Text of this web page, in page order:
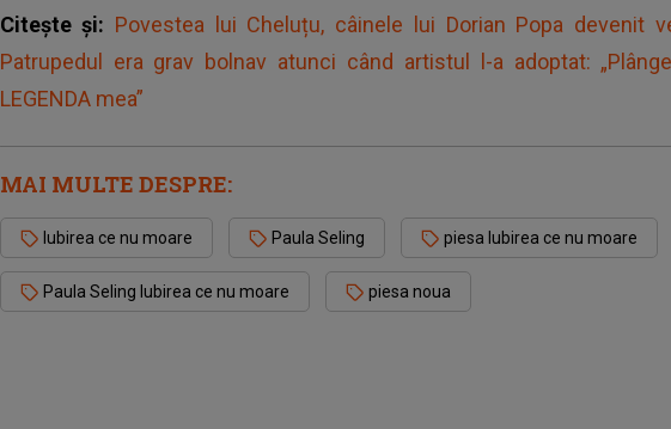
Citește și: Povestea lui Cheluțu, câinele lui Dorian Popa devenit
Patrupedul era grav bolnav atunci când artistul l-a adoptat:
LEGENDA mea”
MAI MULTE DESPRE:
Iubirea ce nu moare Paula Seling piesa Iubirea ce nu moare
Paula Seling Iubirea ce nu moare piesa noua